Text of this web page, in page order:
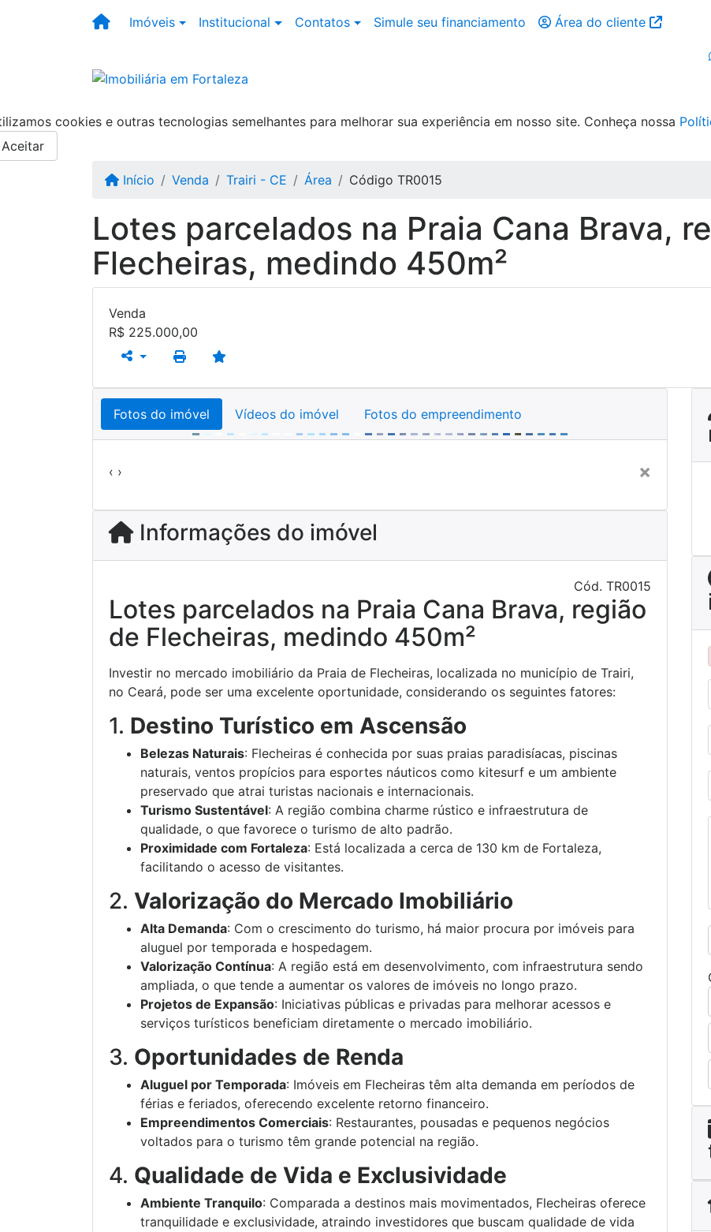
Imóveis Institucional Contatos Simule seu financiamento Área do cliente
cookies e outras tecnologias semelhantes para melhorar sua experiência em nosso site. Conheça nossa
Aceitar
Início Venda Trairi - CE Área Código TR0015
Lotes parcelados na Praia Cana Brava,
Flecheiras, medindo 450m²
Venda
R$ 225.000,00
Fotos do imóvel Vídeos do imóvel Fotos do empreendimento
‹ › ×
Informações do imóvel
Cód. TR0015
Lotes parcelados na Praia Cana Brava, região
de Flecheiras, medindo 450m²
Investir no mercado imobiliário da Praia de Flecheiras, localizada no município de Trairi,
no Ceará, pode ser uma excelente oportunidade, considerando os seguintes fatores:
1. Destino Turístico em Ascensão
Belezas Naturais: Flecheiras é conhecida por suas praias paradisíacas, piscinas
naturais, ventos propícios para esportes náuticos como kitesurf e um ambiente
preservado que atrai turistas nacionais e internacionais.
Turismo Sustentável: A região combina charme rústico e infraestrutura de
qualidade, o que favorece o turismo de alto padrão.
Proximidade com Fortaleza: Está localizada a cerca de 130 km de Fortaleza,
facilitando o acesso de visitantes.
2. Valorização do Mercado Imobiliário
Alta Demanda: Com o crescimento do turismo, há maior procura por imóveis para
aluguel por temporada e hospedagem.
Valorização Contínua: A região está em desenvolvimento, com infraestrutura sendo
ampliada, o que tende a aumentar os valores de imóveis no longo prazo.
Projetos de Expansão: Iniciativas públicas e privadas para melhorar acessos e
serviços turísticos beneficiam diretamente o mercado imobiliário.
3. Oportunidades de Renda
Aluguel por Temporada: Imóveis em Flecheiras têm alta demanda em períodos de
férias e feriados, oferecendo excelente retorno financeiro.
Empreendimentos Comerciais: Restaurantes, pousadas e pequenos negócios
voltados para o turismo têm grande potencial na região.
4. Qualidade de Vida e Exclusividade
Ambiente Tranquilo: Comparada a destinos mais movimentados, Flecheiras oferece
tranquilidade e exclusividade, atraindo investidores que buscam qualidade de vida